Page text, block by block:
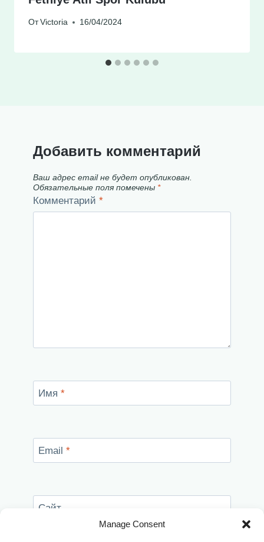
Manage Consent
От Victoria 16/04/2024
Добавить комментарий
Ваш адрес email не будет опубликован.
Обязательные поля помечены *
Комментарий *
Имя *
Email *
Сайт